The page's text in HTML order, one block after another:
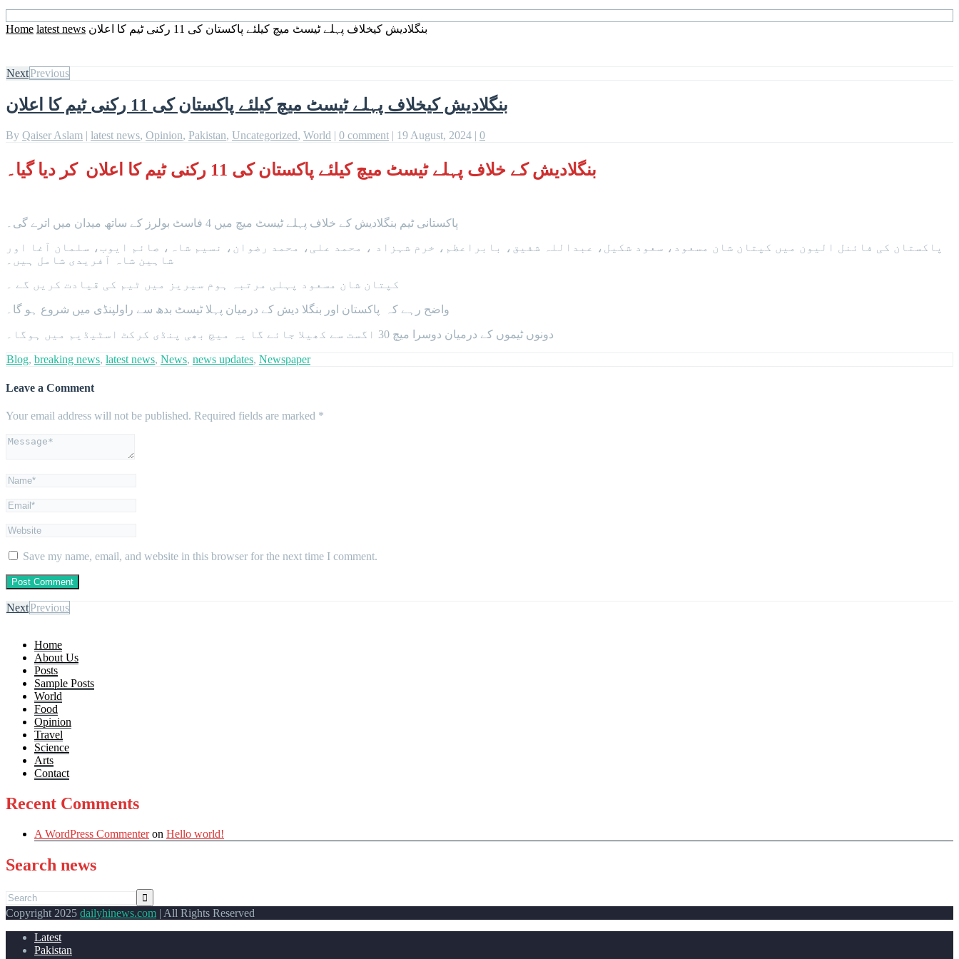
Home latest news بنگلادیش کیخلاف پہلے ٹیسٹ میچ کیلئے پاکستان کی 11 رکنی ٹیم کا اعلان
NextPrevious
بنگلادیش کیخلاف پہلے ٹیسٹ میچ کیلئے پاکستان کی 11 رکنی ٹیم کا اعلان
By Qaiser Aslam | latest news, Opinion, Pakistan, Uncategorized, World | 0 comment | 19 August, 2024 | 0
بنگلادیش کے خلاف پہلے ٹیسٹ میچ کیلئے پاکستان کی 11 رکنی ٹیم کا اعلان کر دیا گیا۔
پاکستانی ٹیم بنگلادیش کے خلاف پہلے ٹیسٹ میچ میں 4 فاسٹ بولرز کے ساتھ میدان میں اترے گی۔
پاکستان کی فائنل الیون میں کپتان شان مسعود، سعود شکیل، عبداللہ شفیق، بابراعظم، خرم شہزاد ، محمد علی، محمد رضوان، نسیم شاہ، صائم ایوب، سلمان آغا اور
شاہین شاہ آفریدی شامل ہیں۔
کپتان شان مسعود پہلی مرتبہ ہوم سیریز میں ٹیم کی قیادت کریں گے ۔
دونوں ٹیموں کے درمیان دوسرا میچ 30 اگست سے کھیلا جائے گا یہ میچ بھی پنڈی کرکٹ اسٹیڈیم میں ہوگا۔
Blog, breaking news, latest news, News, news updates, Newspaper
Leave a Comment
Your email address will not be published. Required fields are marked *
Save my name, email, and website in this browser for the next time I comment.
NextPrevious
Home
About Us
Posts
Sample Posts
World
Food
Opinion
Travel
Science
Arts
Contact
Recent Comments
A WordPress Commenteron Hello world!
Search news
Copyright 2025 dailyhinews.com | All Rights Reserved
Latest
Pakistan